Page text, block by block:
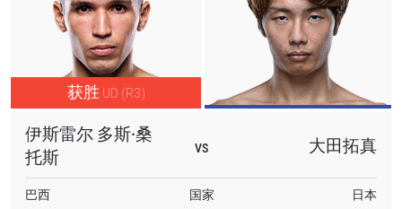
获胜 UD (R3)
伊斯雷尔 多斯·桑
托斯
VS 大田拓真
巴西 国家 日本